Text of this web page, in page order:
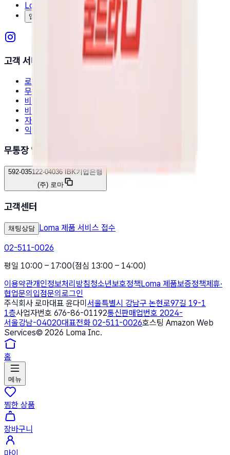
Loma 채용정보
앱 다운로드
고객 서비스
로마스토어 회원 혜택
무인택배함 안내
비밀 배송 안내
비회원 주문조회
자주 찾는 질문
익명 제안하기
무통장 입금
592-035122-04036 IBK기업은행
(주) 로마
고객센터
채팅상담 Loma 제품 서비스 접수
02-511-0026
평일 10:00 – 17:00(점심 13:00 – 14:00)
이용약관개인정보처리방침청소년보호정책Loma 제품보증정책제휴·
협업문의 입점문의 로그인
주식회사 로마대표 윤다미 서울특별시 강남구 논현로97길 19-1
1층사업자번호 676-86-01192통신판매업번호 2024-
서울강남-04020대표전화 02-511-0026호스팅 Amazon Web
Services© 2026 Loma Inc.
홈
메뉴
찜한 상품
장바구니
마이